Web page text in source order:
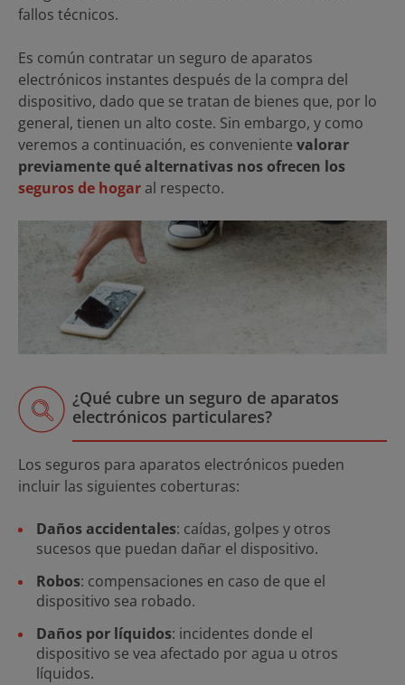
fallos técnicos.
Es común contratar un seguro de aparatos
electrónicos instantes después de la compra del
dispositivo, dado que se tratan de bienes que, por lo
general, tienen un alto coste. Sin embargo, y como
veremos a continuación, es conveniente valorar
previamente qué alternativas nos ofrecen los
seguros de hogar al respecto.
¿Qué cubre un seguro de aparatos
electrónicos particulares?
Los seguros para aparatos electrónicos pueden
incluir las siguientes coberturas:
Daños accidentales: caídas, golpes y otros
sucesos que puedan dañar el dispositivo.
Robos: compensaciones en caso de que el
dispositivo sea robado.
Daños por líquidos: incidentes donde el
dispositivo se vea afectado por agua u otros
líquidos.